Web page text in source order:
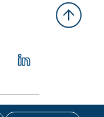
障碍浏览